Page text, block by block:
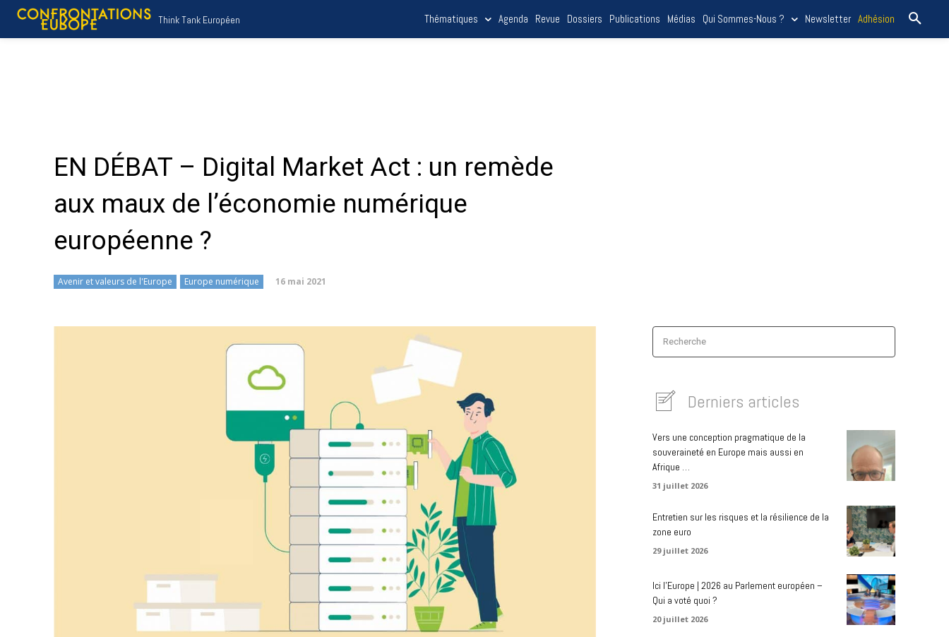
Think Tank Européen Thématiques Agenda Revue Dossiers Publications Médias Qui Sommes-Nous ? Newsletter Adhésion
EN DÉBAT – Digital Market Act : un remède
aux maux de l’économie numérique
européenne ?
Avenir et valeurs de l'Europe Europe numérique 16 mai 2021
Recherche
Derniers articles
Vers une conception pragmatique de la
souveraineté en Europe mais aussi en
Afrique …
31 juillet 2026
Entretien sur les risques et la résilience de la
zone euro
29 juillet 2026
Ici l’Europe | 2026 au Parlement européen –
Qui a voté quoi ?
20 juillet 2026